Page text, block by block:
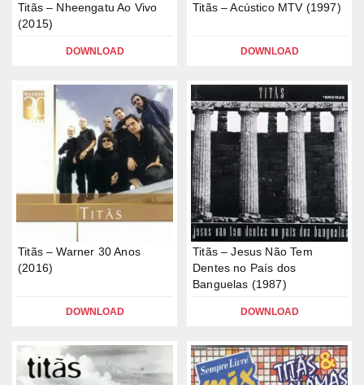
Titãs – Nheengatu Ao Vivo
(2015)
DOWNLOAD
Titãs – Acústico MTV (1997)
DOWNLOAD
Titãs – Warner 30 Anos
(2016)
DOWNLOAD
Titãs – Jesus Não Tem
Dentes no País dos
Banguelas (1987)
DOWNLOAD